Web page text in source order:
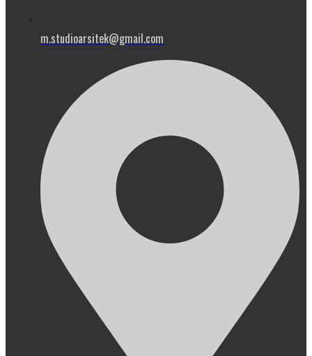
m.studioarsitek@gmail.com